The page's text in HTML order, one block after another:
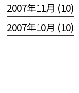
2007年11月 (10)
2007年10月 (10)